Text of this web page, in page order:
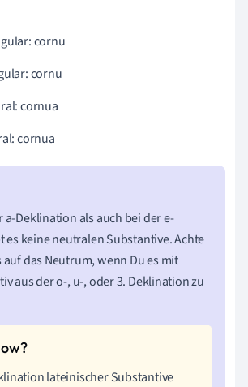
cornu
cornu
cornua
cornua
a-Deklination als auch bei der e-
es keine neutralen Substantive. Achte
das Neutrum, wenn Du es mit
aus der o-, u-, oder 3. Deklination zu
lateinischer Substantive